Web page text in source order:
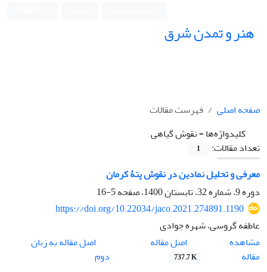
هنر و تمدن شرق
صفحه اصلی
فهرست مقالات
کلیدواژه‌ها =نقوش گیاهی
تعداد مقالات:
1
معرفی و تحلیل نمادین در نقوش پتۀ کرمان
دوره 9، شماره 32، تابستان 1400، صفحه
5-16
https://doi.org/10.22034/jaco.2021.274891.1190
عاطفه گروسی، شهره جوادی
مشاهده
مقاله
اصل مقاله
737.7 K
اصل مقاله به زبان
دوم